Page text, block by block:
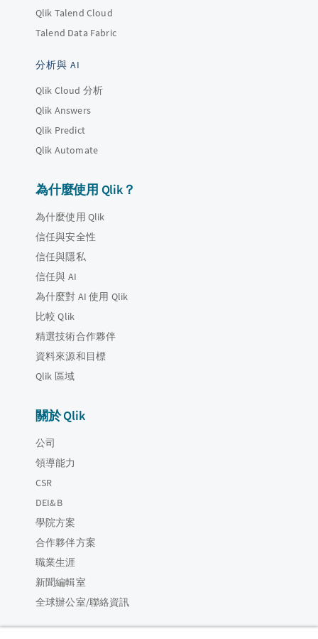
Qlik Talend Cloud
Talend Data Fabric
分析與 AI
Qlik Cloud 分析
Qlik Answers
Qlik Predict
Qlik Automate
為什麼使用 Qlik？
為什麼使用 Qlik
信任與安全性
信任與隱私
信任與 AI
為什麼對 AI 使用 Qlik
比較 Qlik
精選技術合作夥伴
資料來源和目標
Qlik 區域
關於 Qlik
公司
領導能力
CSR
DEI&B
學院方案
合作夥伴方案
職業生涯
新聞編輯室
全球辦公室/聯絡資訊